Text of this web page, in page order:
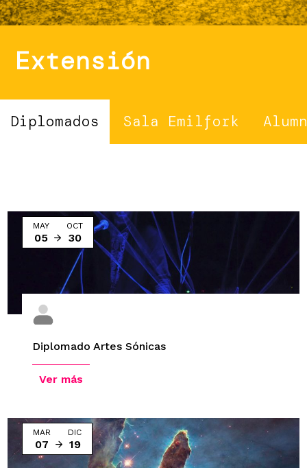
Extensión
Diplomados Sala Emilfork
MAY
05
OCT
30
Diplomado Artes Sónicas
Ver más
MAR
07
DIC
19